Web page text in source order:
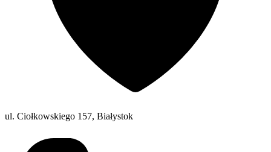
ul. Ciołkowskiego 157, Białystok